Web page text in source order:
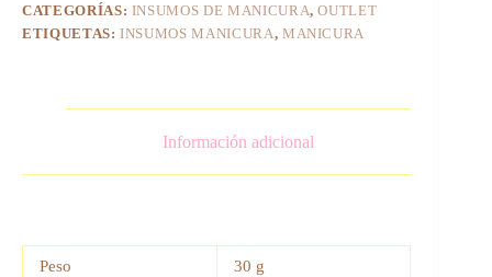
cantidad
CATEGORÍAS: INSUMOS DE MANICURA,OUTLET
ETIQUETAS:INSUMOS MANICURA, MANICURA
Información adicional
Peso 30 g